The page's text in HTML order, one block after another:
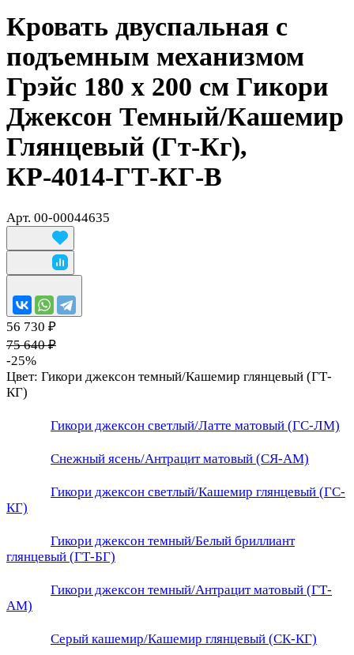
Кровать двуспальная с
подъемным механизмом
Грэйс 180 х 200 см Гикори
Джексон Темный/Кашемир
Глянцевый (Гт-Кг),
КР-4014-ГТ-КГ-В
Арт. 00-00044635
56 730 ₽
75 640 ₽
-25%
Цвет: Гикори джексон темный/Кашемир глянцевый (ГТ-
КГ)
Гикори джексон светлый/Латте матовый (ГС-ЛМ)
Снежный ясень/Антрацит матовый (СЯ-АМ)
Гикори джексон светлый/Кашемир глянцевый (ГС-
КГ)
Гикори джексон темный/Белый бриллиант
глянцевый (ГТ-БГ)
Гикори джексон темный/Антрацит матовый (ГТ-
АМ)
Серый кашемир/Кашемир глянцевый (СК-КГ)